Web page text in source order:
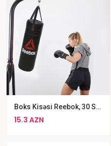
Boks Kisəsi Reebok, 30 Sm, Qara Rengli Qruşa
15.3 AZN